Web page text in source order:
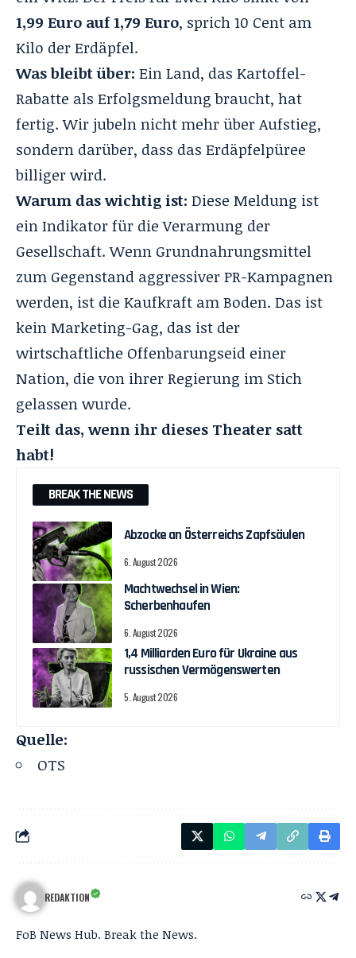
1,99 Euro auf 1,79 Euro, sprich 10 Cent am
Kilo der Erdäpfel.
Was bleibt über: Ein Land, das Kartoffel-
Rabatte als Erfolgsmeldung braucht, hat
fertig. Wir jubeln nicht mehr über Aufstieg,
sondern darüber, dass das Erdäpfelpüree
billiger wird.
Warum das wichtig ist: Diese Meldung ist
ein Indikator für die Verarmung der
Gesellschaft. Wenn Grundnahrungsmittel
zum Gegenstand aggressiver PR-Kampagnen
werden, ist die Kaufkraft am Boden. Das ist
kein Marketing-Gag, das ist der
wirtschaftliche Offenbarungseid einer
Nation, die von ihrer Regierung im Stich
gelassen wurde.
Teilt das, wenn ihr dieses Theater satt
habt!
BREAK THE NEWS
Abzocke an Österreichs Zapfsäulen
6. August 2026
Machtwechsel in Wien:
Scherbenhaufen
6. August 2026
1,4 Milliarden Euro für Ukraine aus
russischen Vermögenswerten
5. August 2026
Quelle:
OTS
REDAKTION
FoB News Hub. Break the News.